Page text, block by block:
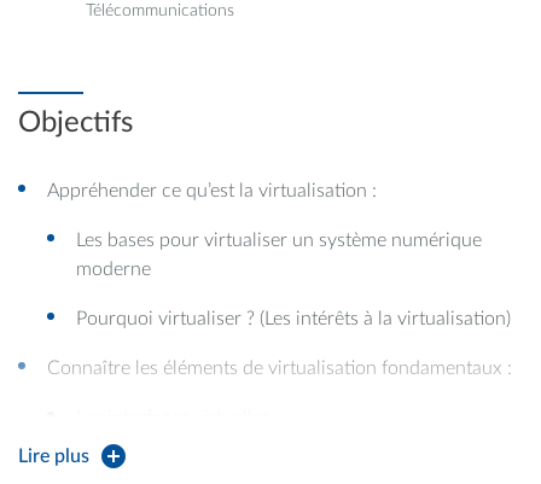
Télécommunications
Objectifs
Appréhender ce qu’est la virtualisation :
Les bases pour virtualiser un système numérique
moderne
Pourquoi virtualiser ? (Les intérêts à la virtualisation)
Connaître les éléments de virtualisation fondamentaux :
Le partage de mémoire pour échanger les messages
Lire plus